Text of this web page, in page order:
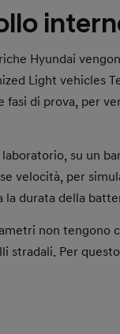
al rotolamento
possono impattare.
rigenerative.
(come su
del percorso
più cresce la
recuperata e
Hyundai
Light vehicles
fasi di prova, per
su un
velocità, per
la durata della
non tengono
stradali. Per